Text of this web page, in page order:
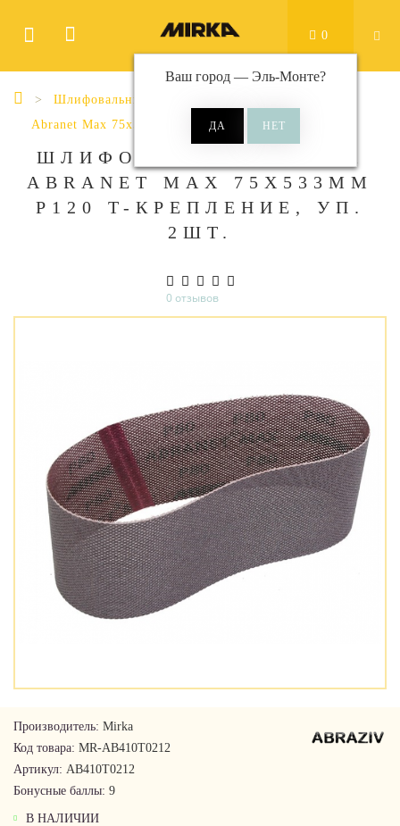
Ваш город — Эль-Монте?
0
Шлифовальные материалы
Abranet Max 75x533 мм
ШЛИФОВАЛЬНАЯ ЛЕНТА
ABRANET MAX 75X533ММ
P120 T-КРЕПЛЕНИЕ, УП.
2ШТ.
0 отзывов
Производитель: Mirka
Код товара: MR-AB410T0212
Артикул: AB410T0212
Бонусные баллы: 9
В НАЛИЧИИ